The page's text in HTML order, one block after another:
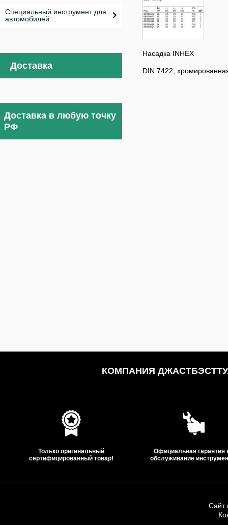
Специальный инструмент для
автомобилей
Доставка
Доставка в любую точку
РФ
Насадка INHEX
DIN 7422,
КОМПАНИЯ
Только оригинальный
сертифицированный товар!
Официальная гарантия
обслуживание
Сайт